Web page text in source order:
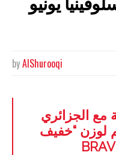
byAlShurooqi
مع الجزائري
لوزن “خفيف